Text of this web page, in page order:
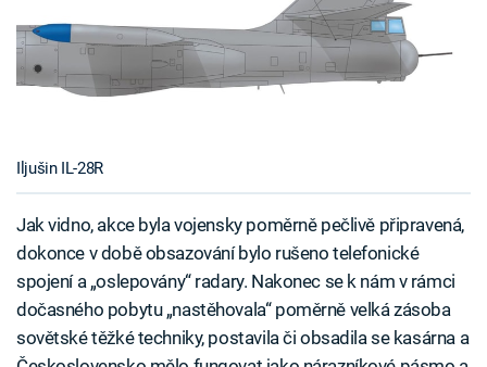
Iljušin IL-28R
Jak vidno, akce byla vojensky poměrně pečlivě připravená,
dokonce v době obsazování bylo rušeno telefonické
spojení a „oslepovány“ radary. Nakonec se k nám v rámci
dočasného pobytu „nastěhovala“ poměrně velká zásoba
sovětské těžké techniky, postavila či obsadila se kasárna a